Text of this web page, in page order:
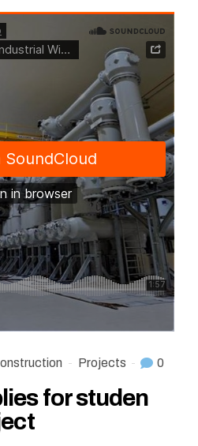
Projects 0
for studen